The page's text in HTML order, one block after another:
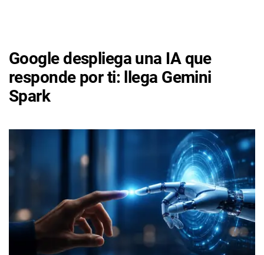
Google despliega una IA que
responde por ti: llega Gemini
Spark